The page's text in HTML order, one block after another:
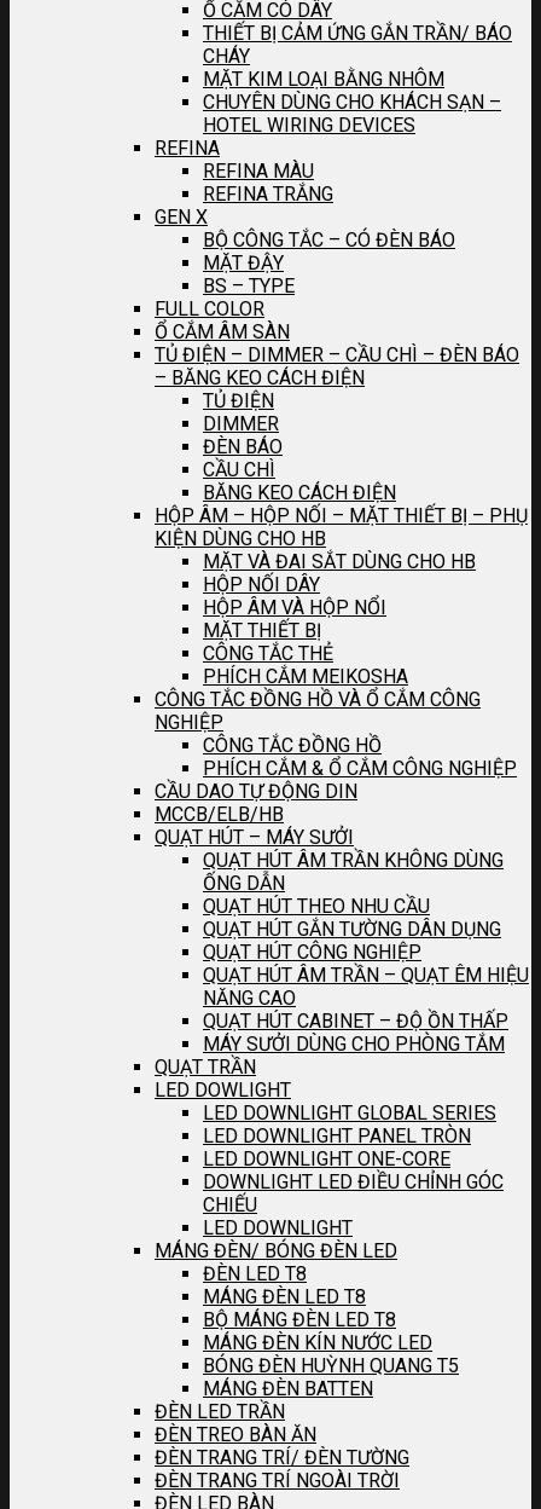
Ổ CẮM CÓ DÂY
THIẾT BỊ CẢM ỨNG GẮN TRẦN/ BÁO
CHÁY
MẶT KIM LOẠI BẰNG NHÔM
CHUYÊN DÙNG CHO KHÁCH SẠN –
HOTEL WIRING DEVICES
REFINA
REFINA MÀU
REFINA TRẮNG
GEN X
BỘ CÔNG TẮC – CÓ ĐÈN BÁO
MẶT ĐẬY
BS – TYPE
FULL COLOR
Ổ CẮM ÂM SÀN
TỦ ĐIỆN – DIMMER – CẦU CHÌ – ĐÈN BÁO
– BĂNG KEO CÁCH ĐIỆN
TỦ ĐIỆN
DIMMER
ĐÈN BÁO
CẦU CHÌ
BĂNG KEO CÁCH ĐIỆN
HỘP ÂM – HỘP NỐI – MẶT THIẾT BỊ – PHỤ
KIỆN DÙNG CHO HB
MẶT VÀ ĐAI SẮT DÙNG CHO HB
HỘP NỐI DÂY
HỘP ÂM VÀ HỘP NỔI
MẶT THIẾT BỊ
CÔNG TẮC THẺ
PHÍCH CẮM MEIKOSHA
CÔNG TẮC ĐỒNG HỒ VÀ Ổ CẮM CÔNG
NGHIỆP
CÔNG TẮC ĐỒNG HỒ
PHÍCH CẮM & Ổ CẮM CÔNG NGHIỆP
CẦU DAO TỰ ĐỘNG DIN
MCCB/ELB/HB
QUẠT HÚT – MÁY SƯỞI
QUẠT HÚT ÂM TRẦN KHÔNG DÙNG
ỐNG DẪN
QUẠT HÚT THEO NHU CẦU
QUẠT HÚT GẮN TƯỜNG DÂN DỤNG
QUẠT HÚT CÔNG NGHIỆP
QUẠT HÚT ÂM TRẦN – QUẠT ÊM HIỆU
NĂNG CAO
QUẠT HÚT CABINET – ĐỘ ỒN THẤP
MÁY SƯỞI DÙNG CHO PHÒNG TẮM
QUẠT TRẦN
LED DOWLIGHT
LED DOWNLIGHT GLOBAL SERIES
LED DOWNLIGHT PANEL TRÒN
LED DOWNLIGHT ONE-CORE
DOWNLIGHT LED ĐIỀU CHỈNH GÓC
CHIẾU
LED DOWNLIGHT
MÁNG ĐÈN/ BÓNG ĐÈN LED
ĐÈN LED T8
MÁNG ĐÈN LED T8
BỘ MÁNG ĐÈN LED T8
MÁNG ĐÈN KÍN NƯỚC LED
BÓNG ĐÈN HUỲNH QUANG T5
MÁNG ĐÈN BATTEN
ĐÈN LED TRẦN
ĐÈN TREO BÀN ĂN
ĐÈN TRANG TRÍ/ ĐÈN TƯỜNG
ĐÈN TRANG TRÍ NGOÀI TRỜI
ĐÈN LED BÀN